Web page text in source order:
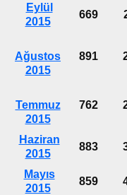
Eylül
2015
669
Ağustos
2015
891
Temmuz
2015
762
Haziran
2015
883
Mayıs
2015
859